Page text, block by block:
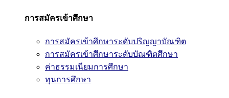
การสมัครเข้าศึกษา
การสมัครเข้าศึกษาระดับปริญญาบัณฑิต
การสมัครเข้าศึกษาระดับบัณฑิตศึกษา
ค่าธรรมเนียมการศึกษา
ทุนการศึกษา